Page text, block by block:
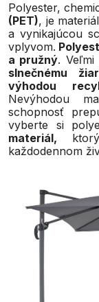
Polyester,
(PET), je
a vynikajúcou
vplyvom.
a pružný.
slnečnému
výhodou
Nevýhodou
schopnosť
vyberte si
materiál,
každodennom